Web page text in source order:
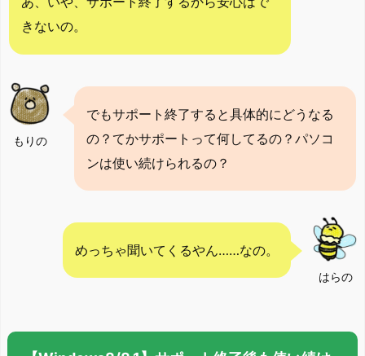
きないの。
もりの
でもサポート終了すると具体的にどうなる
の？てかサポートって何してるの？パソコ
ンは使い続けられるの？
はらの
めっちゃ聞いてくるやん……なの。